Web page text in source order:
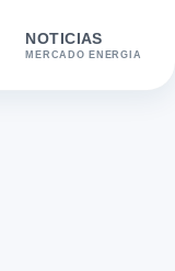
NOTICIAS
MERCADO ENERGIA